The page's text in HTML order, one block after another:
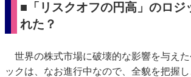
■「リスクオフの円高」のロジ
れた？
世界の株式市場に破壊的な影響を与えた
ックは、なお進行中なので、全貌を把握